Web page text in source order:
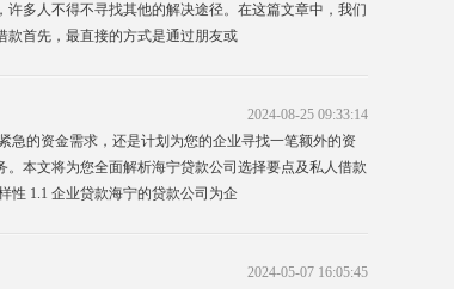
多人不得不寻找其他的解决途径。在这篇文章中，我们
款首先，最直接的方式是通过朋友或
2024-08-25 09:33:14
急的资金需求，还是计划为您的企业寻找一笔额外的资
本文将为您全面解析海宁贷款公司选择要点及私人借款
性 1.1 企业贷款海宁的贷款公司为企
2024-05-07 16:05:45